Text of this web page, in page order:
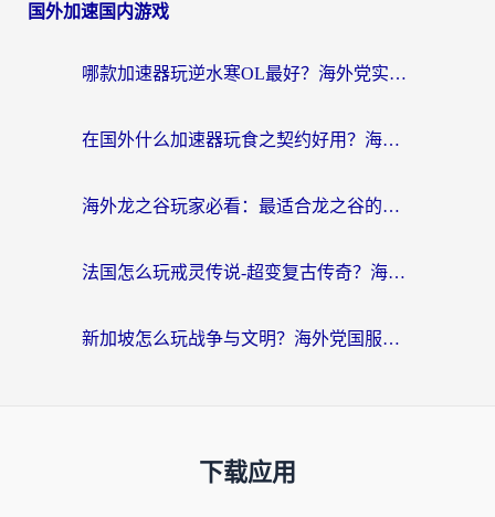
国外加速国内游戏
哪款加速器玩逆水寒OL最好？海外党实测后的终极选择指南
在国外什么加速器玩食之契约好用？海外党亲测有效的国服游戏加速指南
海外龙之谷玩家必看：最适合龙之谷的加速器，解决延迟卡顿还能畅玩幻书启示录和梦幻西游？
法国怎么玩戒灵传说-超变复古传奇？海外玩家国服游戏加速终极指南
新加坡怎么玩战争与文明？海外党国服游戏加速器终极避坑指南
下载应用